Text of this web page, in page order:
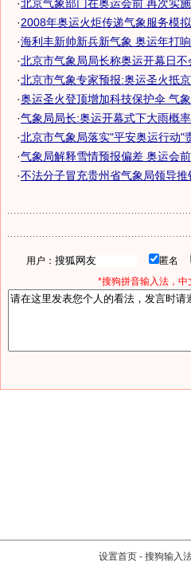
·北京气象部门在奥运会前 再次实施
·2008年奥运火炬传递气象服务模
·海利丰新帅新兵新气象 奥运年打
·北京市气象局局长称奥运开幕日不
·北京市气象专家预报:奥运圣火抵
·奥运圣火登顶增加科技保护伞 气象
·气象局局长:奥运开幕式下大雨概
·北京市气象局落实"平安奥运行动"
·气象局解释雪情预报偏差 奥运会前
·不法分子冒充贵州省气象局领导推
用户： 匿名
*搜狗拼音输入法，中
设置首页 - 搜狗输入